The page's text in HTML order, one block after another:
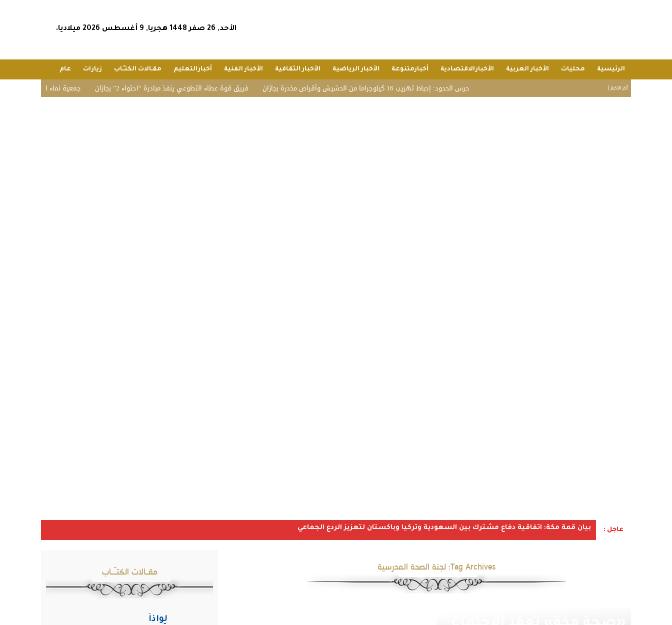
الأحد, 26 صفر 1448 هجريا, 9 أغسطس 2026 ميلاديا.
الرئيسية محليات الأخبار العربية الأخبارالاقتصادية أخبارمتنوعة الأخبار الرياضية الأخبار الثقافية الأخبار الفنية أخبارالتعليم مقـالات الكتـّـاب زيارات عام
أخر الأخبار | جمعية نماء للخدمات الاجتماعية فريق قوة عطاء التطوعي ينفذ مبادرة “احتواء 2” بجازان حرس الحدود: إحباط تهريب 16 كيلوجراما من الحشيش وأقراص مخدرة بجازان
عاجل : بيان قمة مكة: اتفاقية دفاع مشترك بين السعودية وتركيا وباكستان لتعزيز الردع الجماعي
Tag Archives: لجنة الصحة المدرسية مقـالات الكتـّـاب
لِواذاً